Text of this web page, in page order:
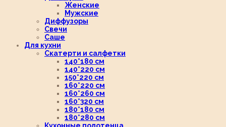
Женские
Мужские
Диффузоры
Свечи
Саше
Для кухни
Скатерти и салфетки
140*180 см
140*220 см
150*220 см
160*220 см
160*260 см
160*320 см
180*180 см
180*280 см
Кухонные полотенца